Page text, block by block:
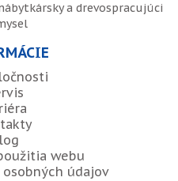
a drevospracujúci
webu
osobných údajov